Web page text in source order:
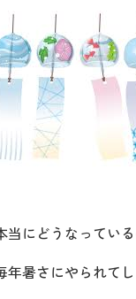
当にどうなってい
年暑さにやられてし